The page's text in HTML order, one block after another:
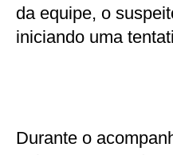
da equipe, o
iniciando uma
Durante o